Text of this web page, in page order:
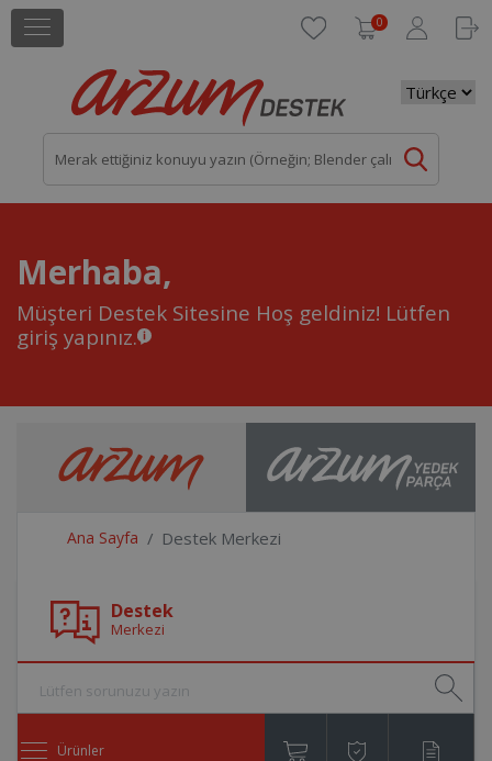
0
Merhaba,
Müşteri Destek Sitesine Hoş geldiniz! Lütfen
giriş yapınız.
Ana Sayfa Destek Merkezi
Destek
Merkezi
Ürünler